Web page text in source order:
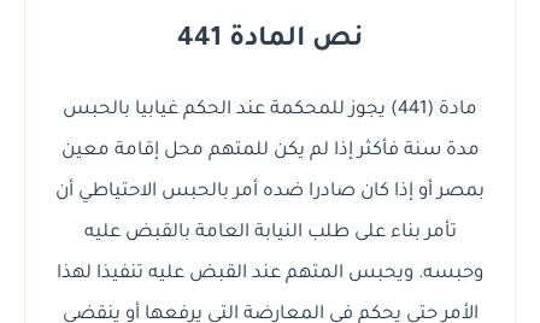
نص المادة 441
مادة (441) يجوز للمحكمة عند الحكم غيابيا بالحبس
مدة سنة فأكثر إذا لم يكن للمتهم محل إقامة معين
بمصر أو إذا كان صادرا ضده أمر بالحبس الاحتياطي أن
تأمر بناء على طلب النيابة العامة بالقبض عليه
وحبسه. ويحبس المتهم عند القبض عليه تنفيذا لهذا
الأمر حتى يحكم في المعارضة التي يرفعها أو ينقضي